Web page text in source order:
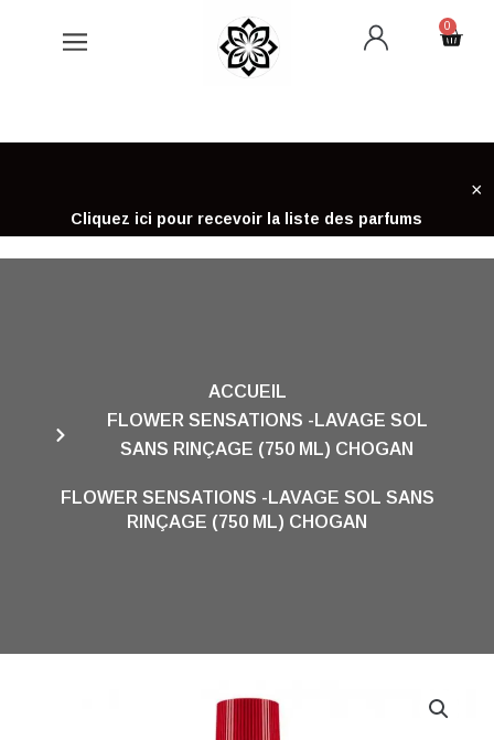
0
Cart
Cliquez ici pour recevoir la liste des parfums
×
ACCUEIL
FLOWER SENSATIONS -LAVAGE SOL
SANS RINÇAGE (750 ML) CHOGAN
FLOWER SENSATIONS -LAVAGE SOL SANS
RINÇAGE (750 ML) CHOGAN